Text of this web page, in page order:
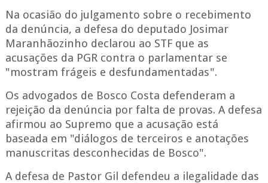
Na ocasião do julgamento sobre o recebimento
da denúncia, a defesa do deputado Josimar
Maranhãozinho declarou ao STF que as
acusações da PGR contra o parlamentar se
"mostram frágeis e desfundamentadas".
Os advogados de Bosco Costa defenderam a
rejeição da denúncia por falta de provas. A defesa
afirmou ao Supremo que a acusação está
baseada em "diálogos de terceiros e anotações
manuscritas desconhecidas de Bosco".
A defesa de Pastor Gil defendeu a ilegalidade das